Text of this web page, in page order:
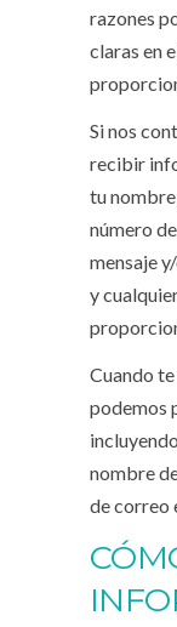
razones
claras en
Si nos
recibir
tu
número
mensaje
y
Cuando
podemos
nombre
de correo